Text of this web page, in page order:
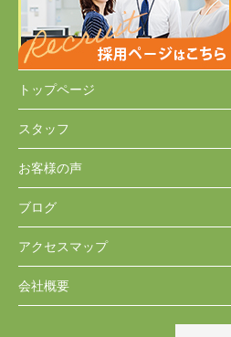
トップページ
スタッフ
お客様の声
ブログ
アクセスマップ
会社概要